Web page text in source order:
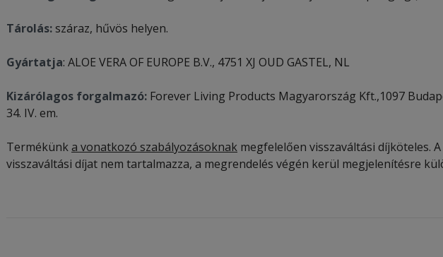
Tárolás:száraz, hűvös helyen.
Gyártatja: ALOE VERA OF EUROPE B.V., 4751 XJ OUD GASTEL, NL
Kizárólagos forgalmazó: Forever Living Products Magyarország Kft.,1097
34. IV. em.
Termékünka vonatkozó szabályozásoknak megfelelően visszaváltási díjköteles.
visszaváltási díjat nem tartalmazza, a megrendelés végén kerül megjelenítésre